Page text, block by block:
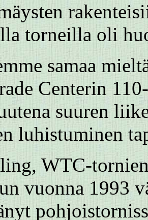
torneilla oli
samaa
Centerin
suuren
luhistuminen
WTC-
vuonna 1993